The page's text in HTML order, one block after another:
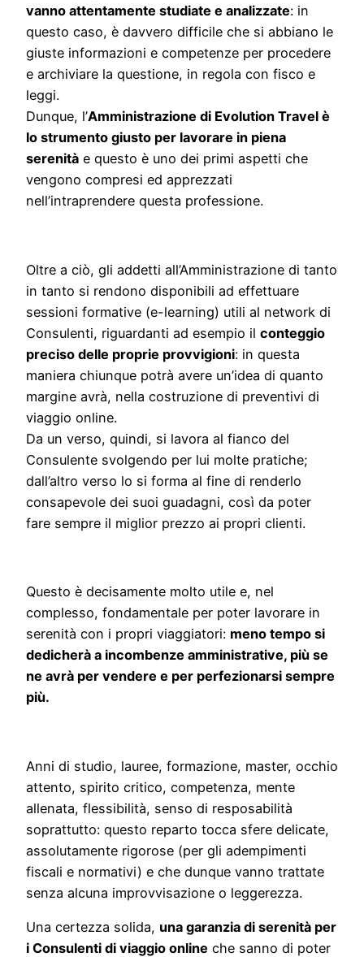
vanno attentamente studiate e analizzate: in
questo caso, è davvero difficile che si abbiano le
giuste informazioni e competenze per procedere
e archiviare la questione, in regola con fisco e
leggi.
Dunque, l’Amministrazione di Evolution Travel è
lo strumento giusto per lavorare in piena
serenità e questo è uno dei primi aspetti che
vengono compresi ed apprezzati
nell’intraprendere questa professione.
Oltre a ciò, gli addetti all’Amministrazione di tanto
in tanto si rendono disponibili ad effettuare
sessioni formative (e-learning) utili al network di
Consulenti, riguardanti ad esempio il conteggio
preciso delle proprie provvigioni: in questa
maniera chiunque potrà avere un’idea di quanto
margine avrà, nella costruzione di preventivi di
viaggio online.
Da un verso, quindi, si lavora al fianco del
Consulente svolgendo per lui molte pratiche;
dall’altro verso lo si forma al fine di renderlo
consapevole dei suoi guadagni, così da poter
fare sempre il miglior prezzo ai propri clienti.
Questo è decisamente molto utile e, nel
complesso, fondamentale per poter lavorare in
serenità con i propri viaggiatori: meno tempo si
dedicherà a incombenze amministrative, più se
ne avrà per vendere e per perfezionarsi sempre
più.
Anni di studio, lauree, formazione, master, occhio
attento, spirito critico, competenza, mente
allenata, flessibilità, senso di resposabilità
soprattutto: questo reparto tocca sfere delicate,
assolutamente rigorose (per gli adempimenti
fiscali e normativi) e che dunque vanno trattate
senza alcuna improvvisazione o leggerezza.
Una certezza solida, una garanzia di serenità per
i Consulenti di viaggio online che sanno di poter